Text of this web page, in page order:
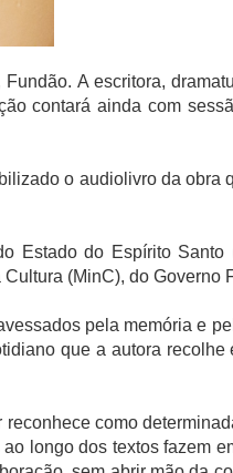
A escritora,
contará ainda com
o audiolivro da obra
Estado do Espírito Santo
(MinC), do Governo
pela memória e
que a autora recolhe
como
longo dos textos fazem